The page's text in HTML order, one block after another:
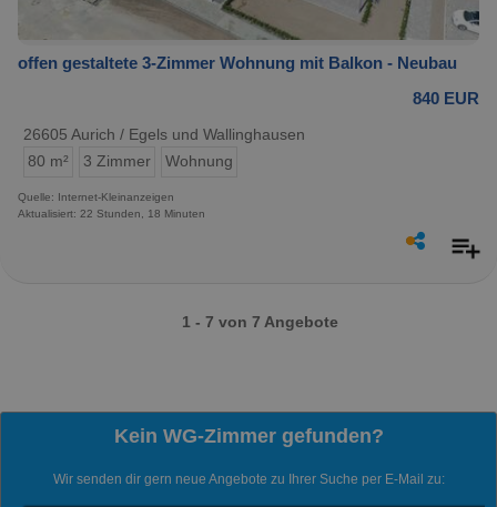
offen gestaltete 3-Zimmer Wohnung mit Balkon - Neubau
840 EUR
26605 Aurich / Egels und Wallinghausen
80 m²
3 Zimmer Wohnung
Quelle: Internet-Kleinanzeigen
Aktualisiert: 22 Stunden, 18 Minuten
1 - 7 von 7 Angebote
Kein WG-Zimmer gefunden?
Wir senden dir gern neue Angebote zu Ihrer Suche per E-Mail zu: